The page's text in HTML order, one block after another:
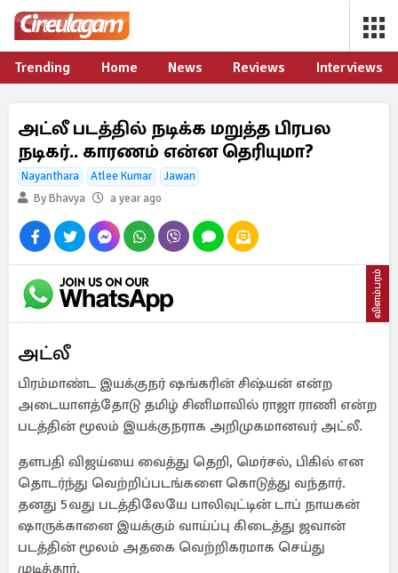
Trending Home News Reviews Interviews
அட்லீ படத்தில் நடிக்க மறுத்த பிரபல
நடிகர்.. காரணம் என்ன தெரியுமா?
Nayanthara Atlee Kumar
Jawan
By Bhavya
a year ago
விளம்பரம்
அட்லீ
பிரம்மாண்ட இயக்குநர் ஷங்கரின் சிஷ்யன் என்ற
அடையாளத்தோடு தமிழ் சினிமாவில் ராஜா ராணி என்ற
படத்தின் மூலம் இயக்குநராக அறிமுகமானவர் அட்லீ.
தளபதி விஜய்யை வைத்து தெறி, மெர்சல், பிகில் என
தொடர்ந்து வெற்றிப்படங்களை கொடுத்து வந்தார்.
தனது 5வது படத்திலேயே பாலிவுட்டின் டாப் நாயகன்
ஷாருக்கானை இயக்கும் வாய்ப்பு கிடைத்து ஜவான்
படத்தின் மூலம் அதகை வெற்றிகரமாக செய்து
முடித்தார்.